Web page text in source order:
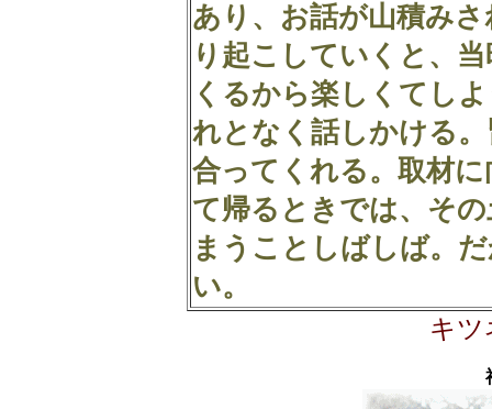
あり、お話が山積み
り起こしていくと、
くるから楽しくてし
れとなく話しかける
合ってくれる。取材
て帰るときでは、そ
まうことしばしば。
い。
キツ